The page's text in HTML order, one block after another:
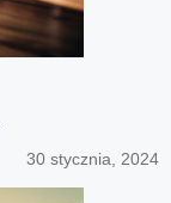
30 stycznia, 2024